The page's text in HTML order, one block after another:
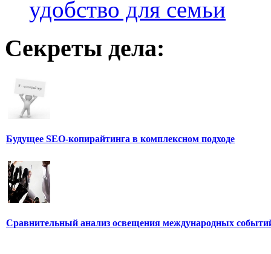
удобство для семьи
Секреты дела:
Будущее SEO-копирайтинга в комплексном подходе
Сравнительный анализ освещения международных